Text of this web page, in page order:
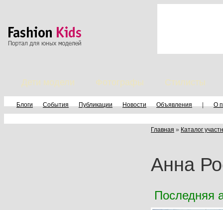
Дети модели Фотографы Стилисты
Блоги События Публикации Новости Объявления | О
Главная » Каталог
Анна
Последняя